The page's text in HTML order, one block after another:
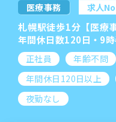
求人閲覧履歴
最近利用した
SEARCH CONDITION
検索履歴はあり
資格 指定
給与
変更 時給
施設形態
医療事務 求人
札幌駅徒歩1分【医療
年間休日数120日・9
正社員 年齢不問
年間休日120日以上
夜勤なし